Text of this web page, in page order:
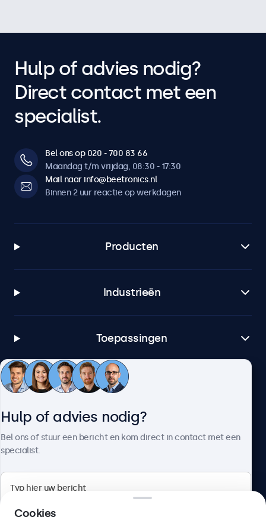
Hulp of advies nodig?
Direct contact met een
specialist.
Bel ons op 020 - 700 83 66
Maandag t/m vrijdag, 08:30 - 17:30
Mail naar info@beetronics.nl
Binnen 2 uur reactie op werkdagen
Producten
Industrieën
Toepassingen
Klantenservice
Hulp of advies nodig?
Bel ons of stuur een bericht en kom direct in contact met een
specialist.
Cookies